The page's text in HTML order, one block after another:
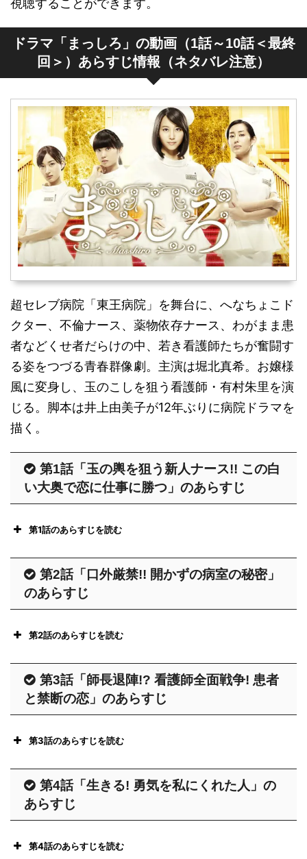
視聴することができます。
ドラマ「まっしろ」の動画（1話～10話＜最終
回＞）あらすじ情報（ネタバレ注意）
超セレブ病院「東王病院」を舞台に、へなちょこド
クター、不倫ナース、薬物依存ナース、わがまま患
者などくせ者だらけの中、若き看護師たちが奮闘す
る姿をつづる青春群像劇。主演は堀北真希。お嬢様
風に変身し、玉のこしを狙う看護師・有村朱里を演
じる。脚本は井上由美子が12年ぶりに病院ドラマを
描く。
第1話「玉の輿を狙う新人ナース!! この白
い大奥で恋に仕事に勝つ」のあらすじ
第1話のあらすじを読む
有村朱里 (堀北真希) は、千葉県船橋
市出身の25歳。地元の看護学校を出
て付属病院の老人病棟に勤務。看護
い」 「困った人を助けたい」 とい
間安月給でこき使われるうちに、早
く結婚して辞めたいと思うように。
そこで心機一転。お嬢様風に大変身
者が常に待機しており、政治家や財
界人、芸能人、文化人らに絶大な支
持を受けている最高級セレブ病院、
第2話「口外厳禁!! 開かずの病室の秘密」
のあらすじ
第2話のあらすじを読む
娘が事件を起こした少子化担当大臣
の 玉垣れい子 (真飛聖) が狭心症の
発作で東王病院に緊急入院する。病
押し寄せ、玉垣は追及を逃れるため
大騒ぎ。
そんな中、玉垣を担当する看護師長
ースの 有村朱里 (堀北真希) を、担
第3話「師長退陣!? 看護師全面戦争! 患者
と禁断の恋」のあらすじ
第3話のあらすじを読む
ある夜、長期入院患者の 大江 (眞島
秀和) が一人屋上で佇む姿をみた 木
綿子 (高梨臨) は、大江が自殺をする
向かうが大江に一喝されてしまう。
第4話「生きる! 勇気を私にくれた人」の
あらすじ
第4話のあらすじを読む